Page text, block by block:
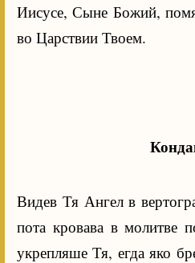
Иисусе, Сыне Божий,
во Царствии Твоем.
Видев Тя Ангел в
пота кровава в молитве
укрепляше Тя, егда яко